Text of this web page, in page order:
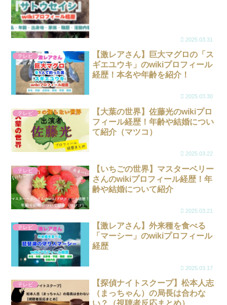
2025.03.31
テレビ
【激レアさん】巨大マグロの「ス
ギエユウキ」のwikiプロフィール
経歴！本名や年齢を紹介！
2025.03.30
テレビ
【大葉の世界】佐藤光のwikiプロ
フィール経歴！年齢や結婚につい
て紹介（マツコ）
2025.03.22
テレビ
【いちごの世界】マスターベリー
さんのwikiプロフィール経歴！年
齢や結婚について紹介
2025.03.21
テレビ
【激レアさん】外来種を食べる
「マーシー」のwikiプロフィール
経歴
2025.03.17
テレビ
【探偵ナイトスクープ】松本人志
（まっちゃん）の局長は合わな
い？（視聴者反応まとめ）